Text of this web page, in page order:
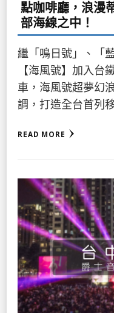
點咖啡廳，浪漫
部海線之中！
繼「鳴日號」、「
【海風號】加入台
車，海風號超夢幻
調，打造全台首列
READ MORE